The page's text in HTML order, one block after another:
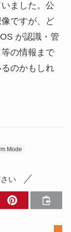
ました。公
ですが、ど
が認識・管
の情報まで
のかもしれ
Mode
い